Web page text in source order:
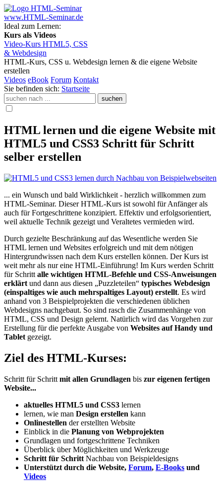
www.HTML-Seminar.de
Ideal zum Lernen:
Kurs als Videos
Video-Kurs HTML5, CSS
& Webdesign
HTML-Kurs, CSS u. Webdesign lernen & die eigene Website
erstellen
Videos eBook Forum Kontakt
Sie befinden sich: Startseite
HTML lernen und die eigene Website mit
HTML5 und CSS3 Schritt für Schritt
selber erstellen
... ein Wunsch und bald Wirklichkeit - herzlich willkommen zum
HTML-Seminar. Dieser HTML-Kurs ist sowohl für Anfänger als
auch für Fortgeschrittene konzipiert. Effektiv und erfolgsorientiert,
weil aktuelle Technik gezeigt und Veraltetes vermieden wird.
Durch gezielte Beschränkung auf das Wesentliche werden Sie
HTML lernen und Websites erfolgreich und mit dem nötigen
Hintergrundwissen nach dem Kurs erstellen können. Der Kurs ist
weit mehr als nur eine HTML-Einführung! Im Kurs werden Schritt
für Schritt alle wichtigen HTML-Befehle und CSS-Anweisungen
erklärt und dann aus diesen „Puzzleteilen“ typisches Webdesign
(einspaltiges wie auch mehrspaltiges Layout) erstellt. Es wird
anhand von 3 Beispielprojekten die verschiedenen üblichen
Webdesigns nachgebaut. So sind rasch die Zusammenhänge von
HTML, CSS und Design gelernt. Natürlich wird das Vorgehen zur
Erstellung für die perfekte Ausgabe von Websites auf Handy und
Tablet gezeigt.
Ziel des HTML-Kurses:
Schritt für Schritt mit allen Grundlagen bis zur eigenen fertigen
Website...
aktuelles HTML5 und CSS3 lernen
lernen, wie man Design erstellen kann
Onlinestellen der erstellten Website
Einblick in die Planung von Webprojekten
Grundlagen und fortgeschrittene Techniken
Überblick über Möglichkeiten und Werkzeuge
Schritt für Schritt Nachbau von Beispieldesigns
Unterstützt durch die Website, Forum, E-Books und
Videos